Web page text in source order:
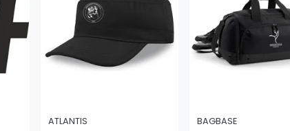
ATLANTIS BAGBASE